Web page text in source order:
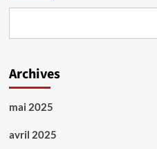
Archives
mai 2025
avril 2025